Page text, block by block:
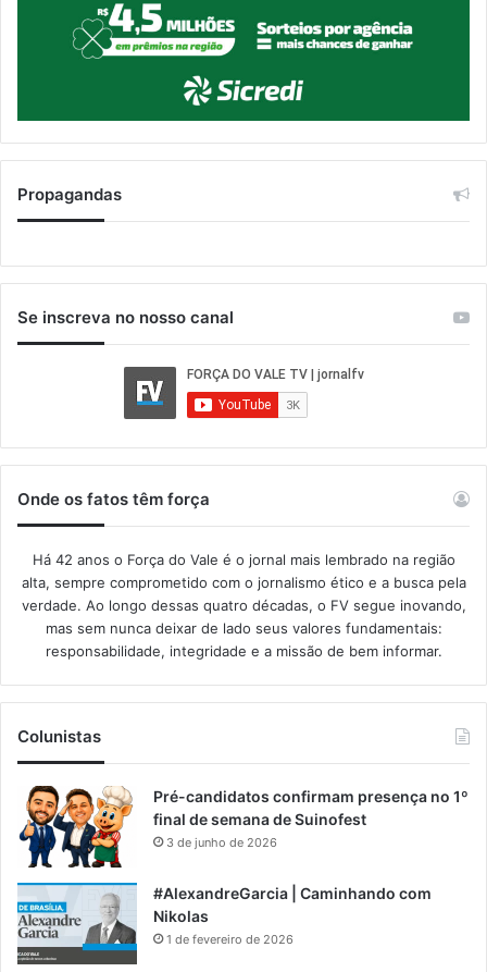
Propagandas
Se inscreva no nosso canal
Onde os fatos têm força
Há 42 anos o Força do Vale é o jornal mais lembrado na região
alta, sempre comprometido com o jornalismo ético e a busca pela
verdade. Ao longo dessas quatro décadas, o FV segue inovando,
mas sem nunca deixar de lado seus valores fundamentais:
responsabilidade, integridade e a missão de bem informar.​
Colunistas
Pré-candidatos confirmam presença no 1º
final de semana de Suinofest
3 de junho de 2026
#AlexandreGarcia | Caminhando com
Nikolas
1 de fevereiro de 2026